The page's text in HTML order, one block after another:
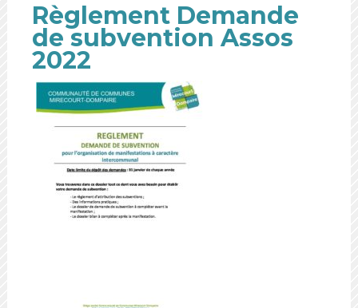
Règlement Demande
de subvention Assos
2022